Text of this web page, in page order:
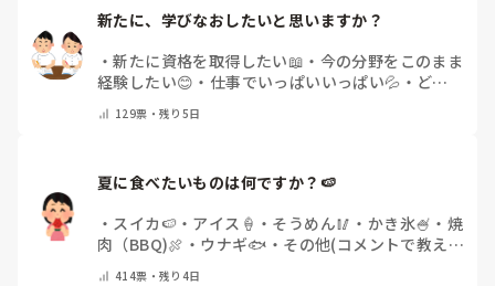
当で、
診察介助とOPEに関する業務が看護師の仕事ってところばかり
でした。
しかし今の勤務先はスタッフ数がめちゃくちゃ少ないこともあ
視能訓練士がいるのにも関わらず検査も色々とやらされます
長年眼科に勤めていても、職場が変われば勝手も変わるため新
人になりますから、
そこそこに合わせた動きをするより他ないかなと思います💦
新たに、学びなおしたいと思いますか？
・新たに資格を取得したい📖 ・ 今の分野をこのまま
経験したい😊 ・ 仕事でいっぱいいっぱい💦 ・ どん
な自分になりたいか探し中🧐
教えてください）
129票・残り5日
夏に食べたいものは何ですか？🍉
・ スイカ🍉 ・ アイス🍦 ・ そうめん🥢 ・ かき氷🍧 ・ 焼
肉（BBQ)🍖 ・ ウナギ🐟 ・ その他(コメントで教え
てください)
414票・残り4日